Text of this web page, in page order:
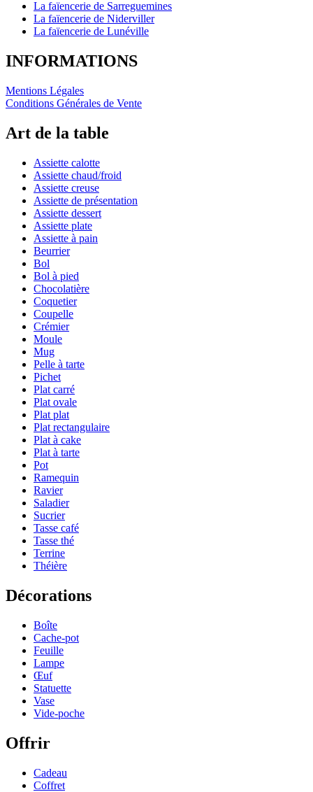
La faïencerie de Sarreguemines
La faïencerie de Niderviller
La faïencerie de Lunéville
INFORMATIONS
Mentions Légales
Conditions Générales de Vente
Art de la table
Assiette calotte
Assiette chaud/froid
Assiette creuse
Assiette de présentation
Assiette dessert
Assiette plate
Assiette à pain
Beurrier
Bol
Bol à pied
Chocolatière
Coquetier
Coupelle
Crémier
Moule
Mug
Pelle à tarte
Pichet
Plat carré
Plat ovale
Plat plat
Plat rectangulaire
Plat à cake
Plat à tarte
Pot
Ramequin
Ravier
Saladier
Sucrier
Tasse café
Tasse thé
Terrine
Théière
Décorations
Boîte
Cache-pot
Feuille
Lampe
Œuf
Statuette
Vase
Vide-poche
Offrir
Cadeau
Coffret